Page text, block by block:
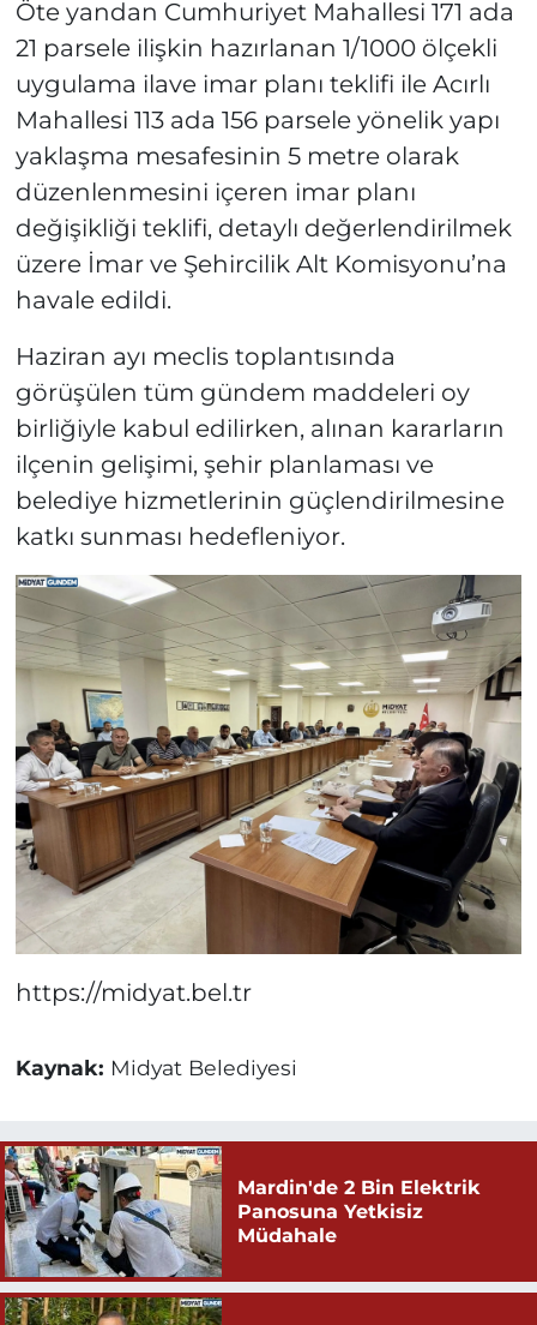
Öte yandan Cumhuriyet Mahallesi 171 ada
21 parsele ilişkin hazırlanan 1/1000 ölçekli
uygulama ilave imar planı teklifi ile Acırlı
Mahallesi 113 ada 156 parsele yönelik yapı
yaklaşma mesafesinin 5 metre olarak
düzenlenmesini içeren imar planı
değişikliği teklifi, detaylı değerlendirilmek
üzere İmar ve Şehircilik Alt Komisyonu’na
havale edildi.
Haziran ayı meclis toplantısında
görüşülen tüm gündem maddeleri oy
birliğiyle kabul edilirken, alınan kararların
ilçenin gelişimi, şehir planlaması ve
belediye hizmetlerinin güçlendirilmesine
katkı sunması hedefleniyor.
https://midyat.bel.tr
Kaynak: Midyat Belediyesi
Mardin'de 2 Bin Elektrik
Panosuna Yetkisiz
Müdahale